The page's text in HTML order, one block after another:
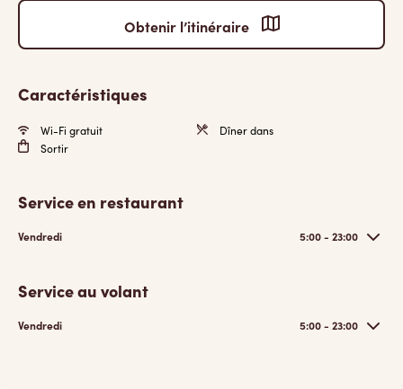
Obtenir l’itinéraire
Caractéristiques
Wi-Fi gratuit
Dîner dans
Sortir
Service en restaurant
Vendredi 5:00 - 23:00
Service au volant
Vendredi 5:00 - 23:00